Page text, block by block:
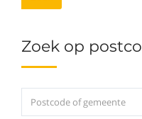
Zoek op